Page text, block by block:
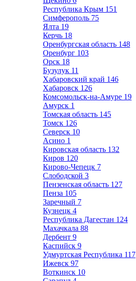
Республика Крым 151
Симферополь 75
Ялта 19
Керчь 18
Оренбургская область 148
Оренбург 103
Орск 18
Бузулук 11
Хабаровский край 146
Хабаровск 126
Комсомольск-на-Амуре 19
Амурск 1
Томская область 145
Томск 126
Северск 10
Асино 1
Кировская область 132
Киров 120
Кирово-Чепецк 7
Слободской 3
Пензенская область 127
Пенза 105
Заречный 7
Кузнецк 4
Республика Дагестан 124
Махачкала 88
Дербент 9
Каспийск 9
Удмуртская Республика 117
Ижевск 97
Воткинск 10